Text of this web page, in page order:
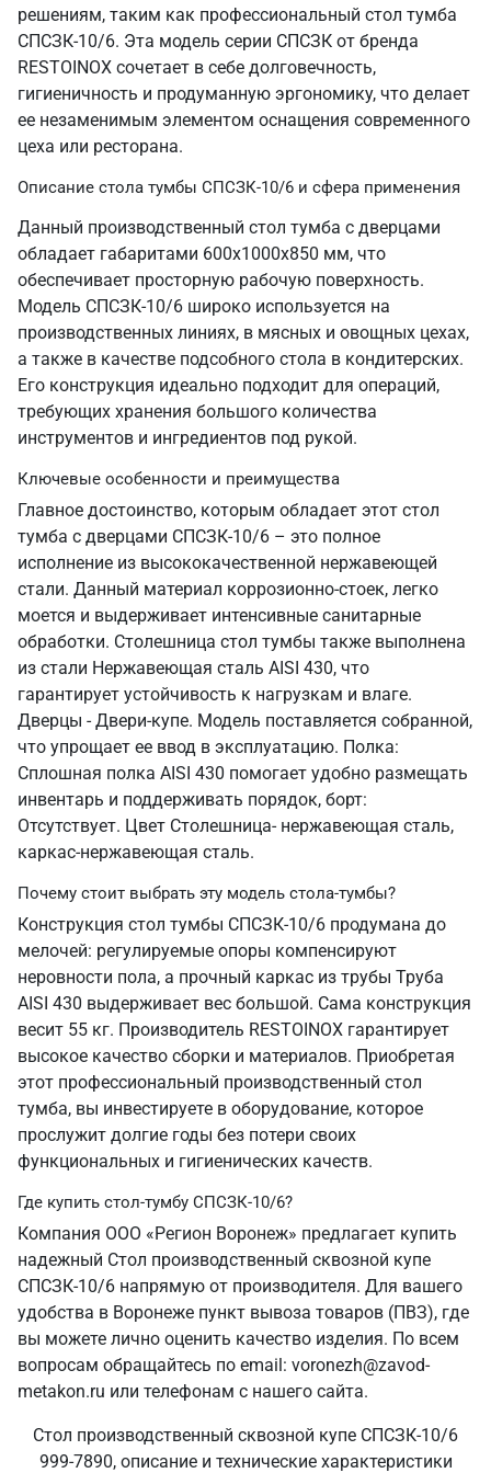
решениям, таким как профессиональный стол тумба
СПСЗК-10/6. Эта модель серии СПСЗК от бренда
RESTOINOX сочетает в себе долговечность,
гигиеничность и продуманную эргономику, что делает
ее незаменимым элементом оснащения современного
цеха или ресторана.
Описание стола тумбы СПСЗК-10/6 и сфера применения
Данный производственный стол тумба с дверцами
обладает габаритами 600х1000х850 мм, что
обеспечивает просторную рабочую поверхность.
Модель СПСЗК-10/6 широко используется на
производственных линиях, в мясных и овощных цехах,
а также в качестве подсобного стола в кондитерских.
Его конструкция идеально подходит для операций,
требующих хранения большого количества
инструментов и ингредиентов под рукой.
Ключевые особенности и преимущества
Главное достоинство, которым обладает этот стол
тумба с дверцами СПСЗК-10/6 – это полное
исполнение из высококачественной нержавеющей
стали. Данный материал коррозионно-стоек, легко
моется и выдерживает интенсивные санитарные
обработки. Столешница стол тумбы также выполнена
из стали Нержавеющая сталь AISI 430, что
гарантирует устойчивость к нагрузкам и влаге.
Дверцы - Двери-купе. Модель поставляется собранной,
что упрощает ее ввод в эксплуатацию. Полка:
Сплошная полка AISI 430 помогает удобно размещать
инвентарь и поддерживать порядок, борт:
Отсутствует. Цвет Столешница- нержавеющая сталь,
каркас-нержавеющая сталь.
Почему стоит выбрать эту модель стола-тумбы?
Конструкция стол тумбы СПСЗК-10/6 продумана до
мелочей: регулируемые опоры компенсируют
неровности пола, а прочный каркас из трубы Труба
AISI 430 выдерживает вес большой. Сама конструкция
весит 55 кг. Производитель RESTOINOX гарантирует
высокое качество сборки и материалов. Приобретая
этот профессиональный производственный стол
тумба, вы инвестируете в оборудование, которое
прослужит долгие годы без потери своих
функциональных и гигиенических качеств.
Где купить стол-тумбу СПСЗК-10/6?
Компания ООО «Регион Воронеж» предлагает купить
надежный Стол производственный сквозной купе
СПСЗК-10/6 напрямую от производителя. Для вашего
удобства в Воронеже пункт вывоза товаров (ПВЗ), где
вы можете лично оценить качество изделия. По всем
вопросам обращайтесь по email: voronezh@zavod-
metakon.ru или телефонам с нашего сайта.
Стол производственный сквозной купе СПСЗК-10/6
999-7890, описание и технические характеристики